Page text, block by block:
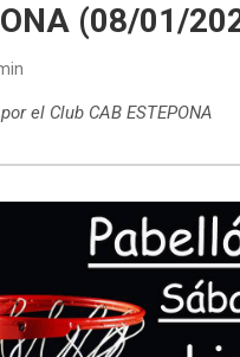
(08/01/
el Club CAB ESTEPONA